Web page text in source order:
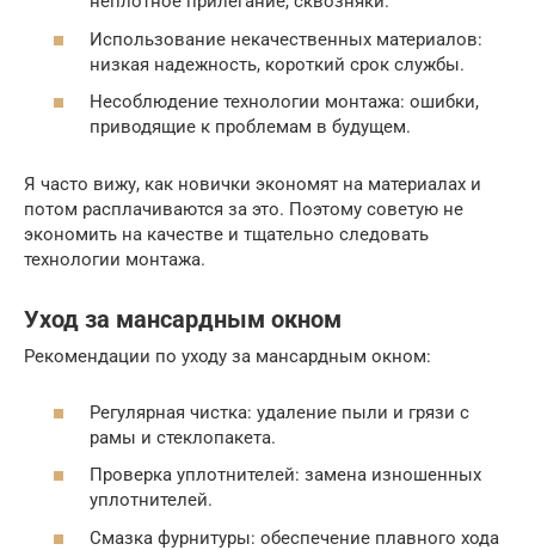
Использование некачественных материалов:
низкая надежность, короткий срок службы.
Несоблюдение технологии монтажа: ошибки,
приводящие к проблемам в будущем.
Я часто вижу, как новички экономят на материалах и
потом расплачиваются за это. Поэтому советую не
экономить на качестве и тщательно следовать
технологии монтажа.
Уход за мансардным окном
Рекомендации по уходу за мансардным окном:
Регулярная чистка: удаление пыли и грязи с
рамы и стеклопакета.
Проверка уплотнителей: замена изношенных
уплотнителей.
Смазка фурнитуры: обеспечение плавного хода